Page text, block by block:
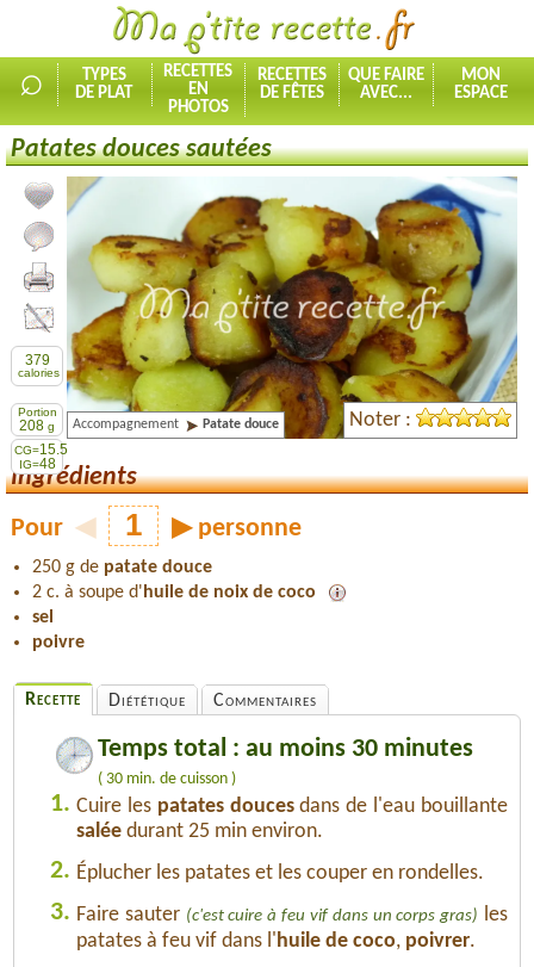
⌕
TYPES
DE PLAT
RECETTES
EN
PHOTOS
RECETTES
DE FÊTES
QUE FAIRE
AVEC...
MON
ESPACE
Patates douces sautées
Ajouter la recette à mes favorites
Commenter, noter la recette
Imprimer la recette
Partager cette recette
379
calories
Portion
208 g
CG=15.5
IG=48
Accompagnement Patate douce Noter :
Ingrédients
Pour ◀ ▶ personne
250 g de patate douce
2 c. à soupe d' huile de noix de coco
sel
poivre
Recette Diététique Commentaires
Temps total : au moins 30 minutes
( 30 min. de cuisson )
1. Cuire les patates doucesdans de l'eau bouillante
salée durant 25 min environ.
2. Éplucher les patates et les couper en rondelles.
3. Faire sauter (c'est cuire à feu vif dans un corps gras)
les
patates à feu vif dans l' huile de coco, poivrer.